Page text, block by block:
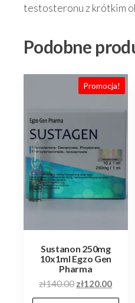
testosteronu z krótkim
Podobne
Promocja!
Sustanon 250mg
10x1ml Egzo Gen
Pharma
zł140.00 Pierwotna
cena
zł120.00
cena